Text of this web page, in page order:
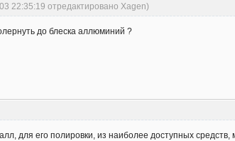
22:35:19 отредактировано Xagen)
до блеска аллюминий ?
для его полировки, из наиболее доступных